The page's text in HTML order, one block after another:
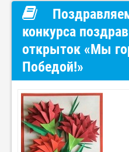
конкурса
открыток «Мы
Победой!»